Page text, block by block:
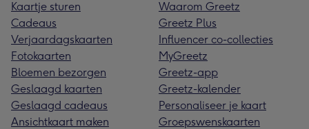
Kaartje sturen
Cadeaus
Verjaardagskaarten
Fotokaarten
Bloemen bezorgen
Geslaagd kaarten
Geslaagd cadeaus
Ansichtkaart maken
Waarom Greetz
Greetz Plus
Influencer co-collecties
MyGreetz
Greetz-app
Greetz-kalender
Personaliseer je kaart
Groepswenskaarten